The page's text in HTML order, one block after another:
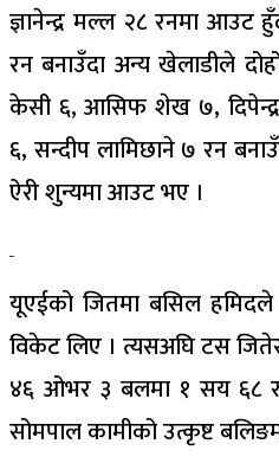
ज्ञानेन्द्र मल्ल २८ रनमा
रन बनाउँदा अन्य खेलाडीले
केसी ६, आसिफ शेख ७,
६, सन्दीप लामिछाने ७ रन
ऐरी शुन्यमा आउट भए ।
यूएईको जितमा बसिल हमिदले
विकेट लिए । त्यसअघि टस
४६ ओभर ३ बलमा १ सय ६८
सोमपाल कामीको उत्कृष्ट